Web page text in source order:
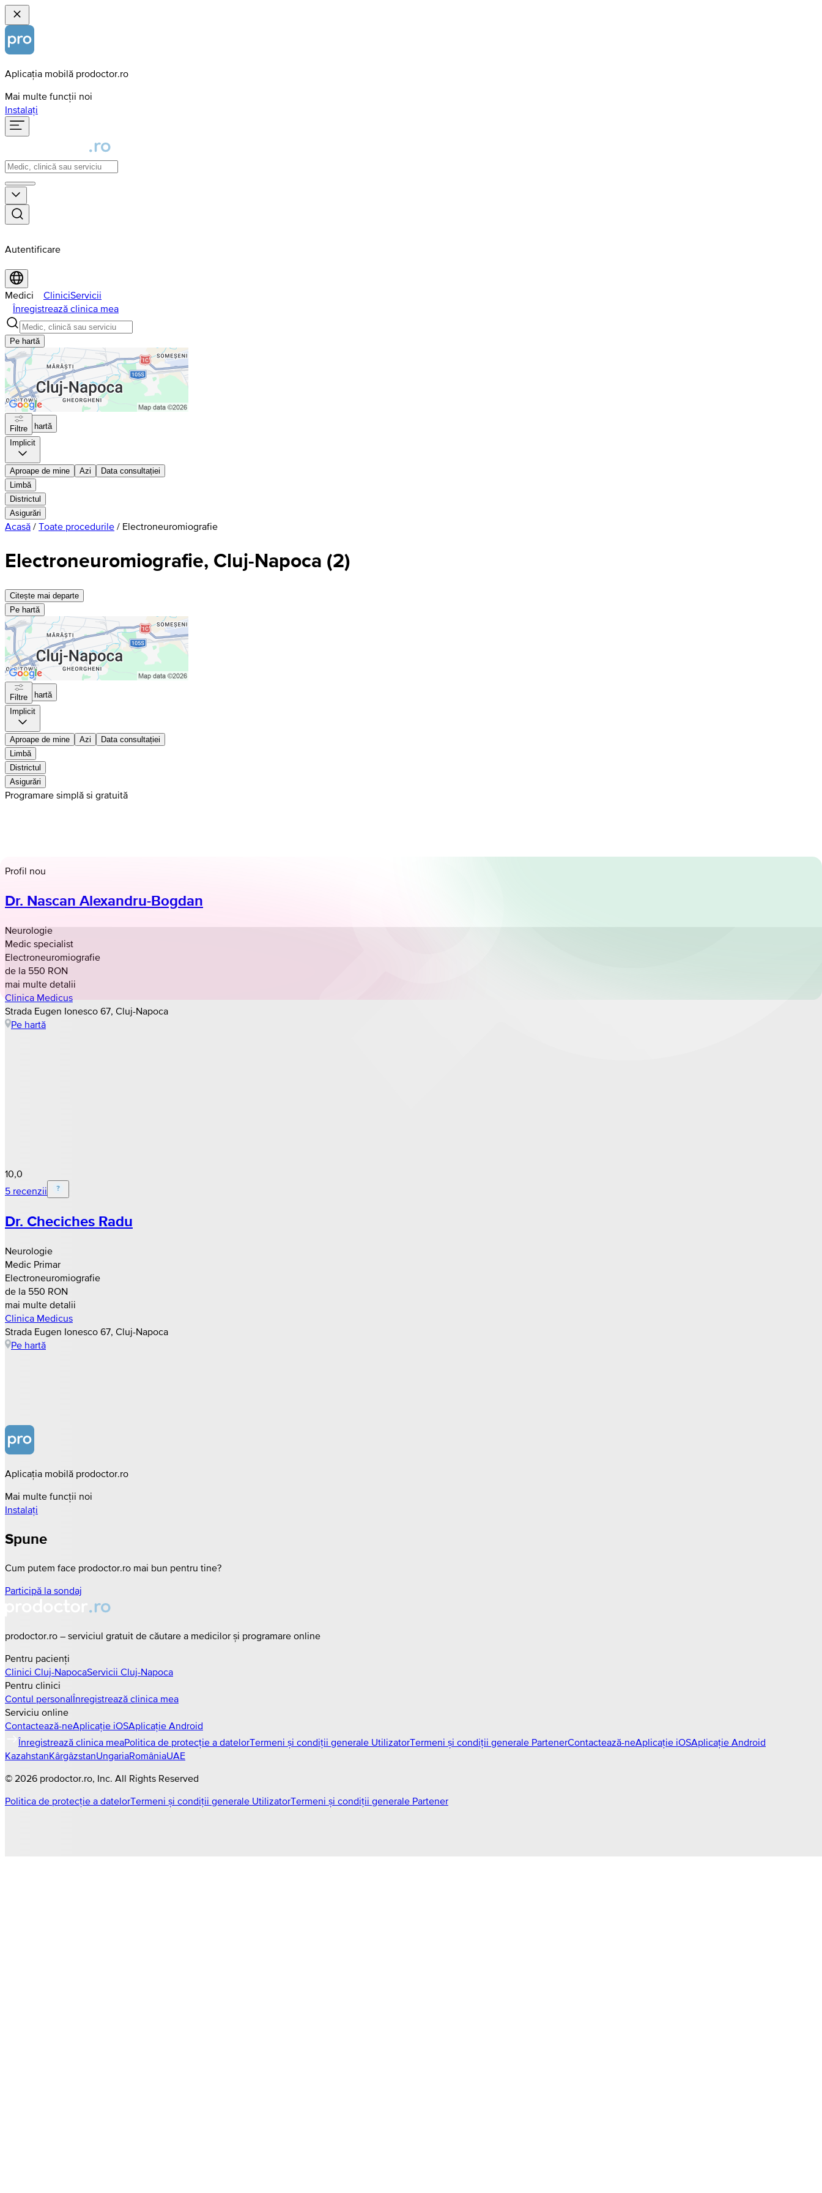
Aplicația mobilă prodoctor.ro
Mai multe funcții noi
Instalați
Autentificare
Medici CliniciServicii
Înregistrează clinica mea
Pe hartă
Pe hartă
Filtre
Implicit
Aproape de mine Azi
Data consultației
Limbă
Districtul
Asigurări
Acasă / Toate procedurile / Electroneuromiografie
Electroneuromiografie, Cluj-Napoca (2)
Citește mai departe
Pe hartă
Pe hartă
Filtre
Implicit
Aproape de mine Azi
Data consultației
Limbă
Districtul
Asigurări
Programare simplă si gratuită
Profil nou
Dr. Nascan Alexandru-Bogdan
Neurologie
Medic specialist
Electroneuromiografie
de la 550 RON
mai multe detalii
Clinica Medicus
Strada Eugen Ionesco 67, Cluj-Napoca
Pe hartă
10,0
5 recenzii
Dr. Checiches Radu
Neurologie
Medic Primar
Electroneuromiografie
de la 550 RON
mai multe detalii
Clinica Medicus
Strada Eugen Ionesco 67, Cluj-Napoca
Pe hartă
Aplicația mobilă prodoctor.ro
Mai multe funcții noi
Instalați
Spune
Cum putem face prodoctor.ro mai bun pentru tine?
Participă la sondaj
prodoctor.ro – serviciul gratuit de căutare a medicilor și programare online
Pentru pacienți
Clinici Cluj-NapocaServicii Cluj-Napoca
Pentru clinici
Contul personalÎnregistrează clinica mea
Serviciu online
Contactează-neAplicație iOSAplicație Android
Înregistrează clinica meaPolitica de protecție a datelorTermeni și condiții generale UtilizatorTermeni și condiții generale PartenerContactează-neAplicație iOSAplicație Android
KazahstanKârgâzstanUngariaRomâniaUAE
© 2026 prodoctor.ro, Inc. All Rights Reserved
Politica de protecție a datelorTermeni și condiții generale UtilizatorTermeni și condiții generale Partener